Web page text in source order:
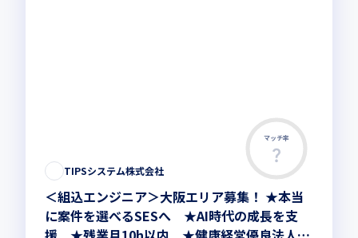
マッチ率
TIPSシステム株式会社
＜組込エンジニア＞大阪エリア募集！ ★本当
に案件を選べるSESへ ★AI時代の成長を支